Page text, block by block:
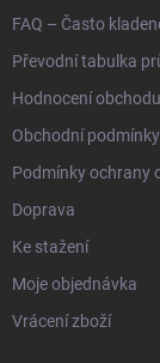
FAQ – Často
Převodní tabulka
Hodnocení obchodu
Obchodní podmínky
Podmínky ochrany
Doprava
Ke stažení
Moje objednávka
Vrácení zboží